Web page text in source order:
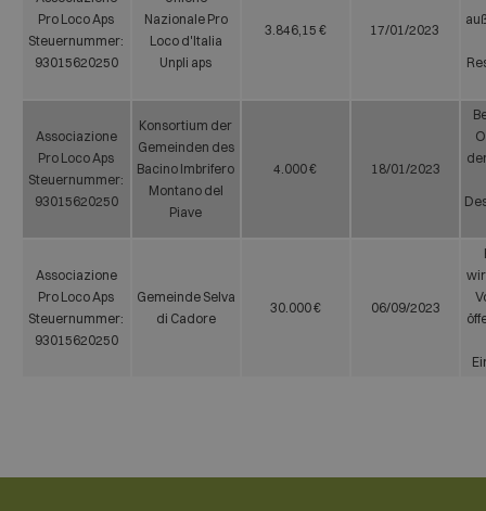
Pro Loco Aps
Steuernummer:
93015620250
Nazionale Pro
Loco d'Italia
Unpli aps
3.846,15 € 17/01/2023
Associazione
Pro Loco Aps
Steuernummer:
93015620250
Konsortium der
Gemeinden des
Bacino Imbrifero
Montano del
Piave
4.000 € 18/01/2023
Associazione
Pro Loco Aps
Steuernummer:
93015620250
Gemeinde Selva
di Cadore
30.000 € 06/09/2023